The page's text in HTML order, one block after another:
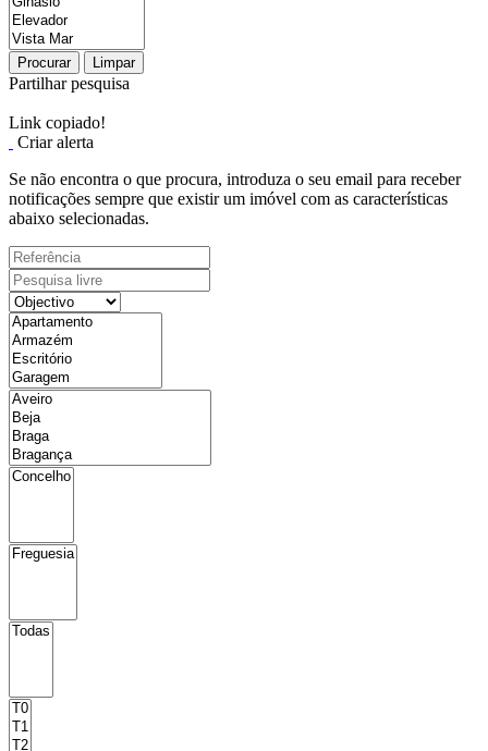
Procurar Limpar
Partilhar pesquisa
Link copiado!
Criar alerta
Se não encontra o que procura, introduza o seu email para receber
notificações sempre que existir um imóvel com as características
abaixo selecionadas.